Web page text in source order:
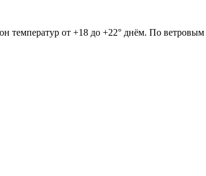
температур от +18 до +22° днём. По